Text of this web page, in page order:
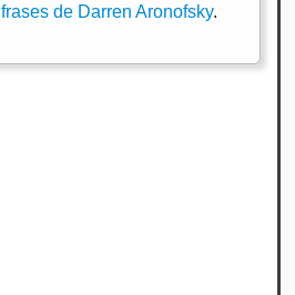
frases de Darren Aronofsky.